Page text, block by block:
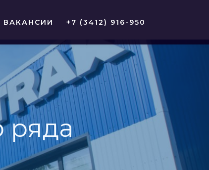
ВАКАНСИИ +7 (3412) 916-950
ряда